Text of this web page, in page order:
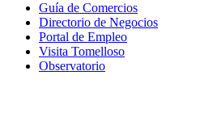
Guía de Comercios
Directorio de Negocios
Portal de Empleo
Visita Tomelloso
Observatorio